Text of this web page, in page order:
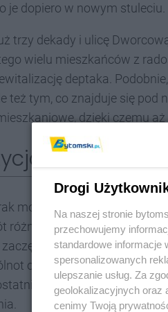
je dopiero w nowym stuleciu.
trzy dekady i ulicę
wielu mieszkańców z
deptaka.
też tym, co znajduje się pod
dzięki czemu
dużo
możliwości wyłączenia
różnych wykonawców od
pojawiać się różne
o przeprowadzeniu
zima była wyjątkowo
Drogi
Na naszej stronie
przechowujemy
standardowe informacje
spersonalizowanych
ulepszanie usług. Za
geolokalizacyjnych oraz
cenimy Twoją